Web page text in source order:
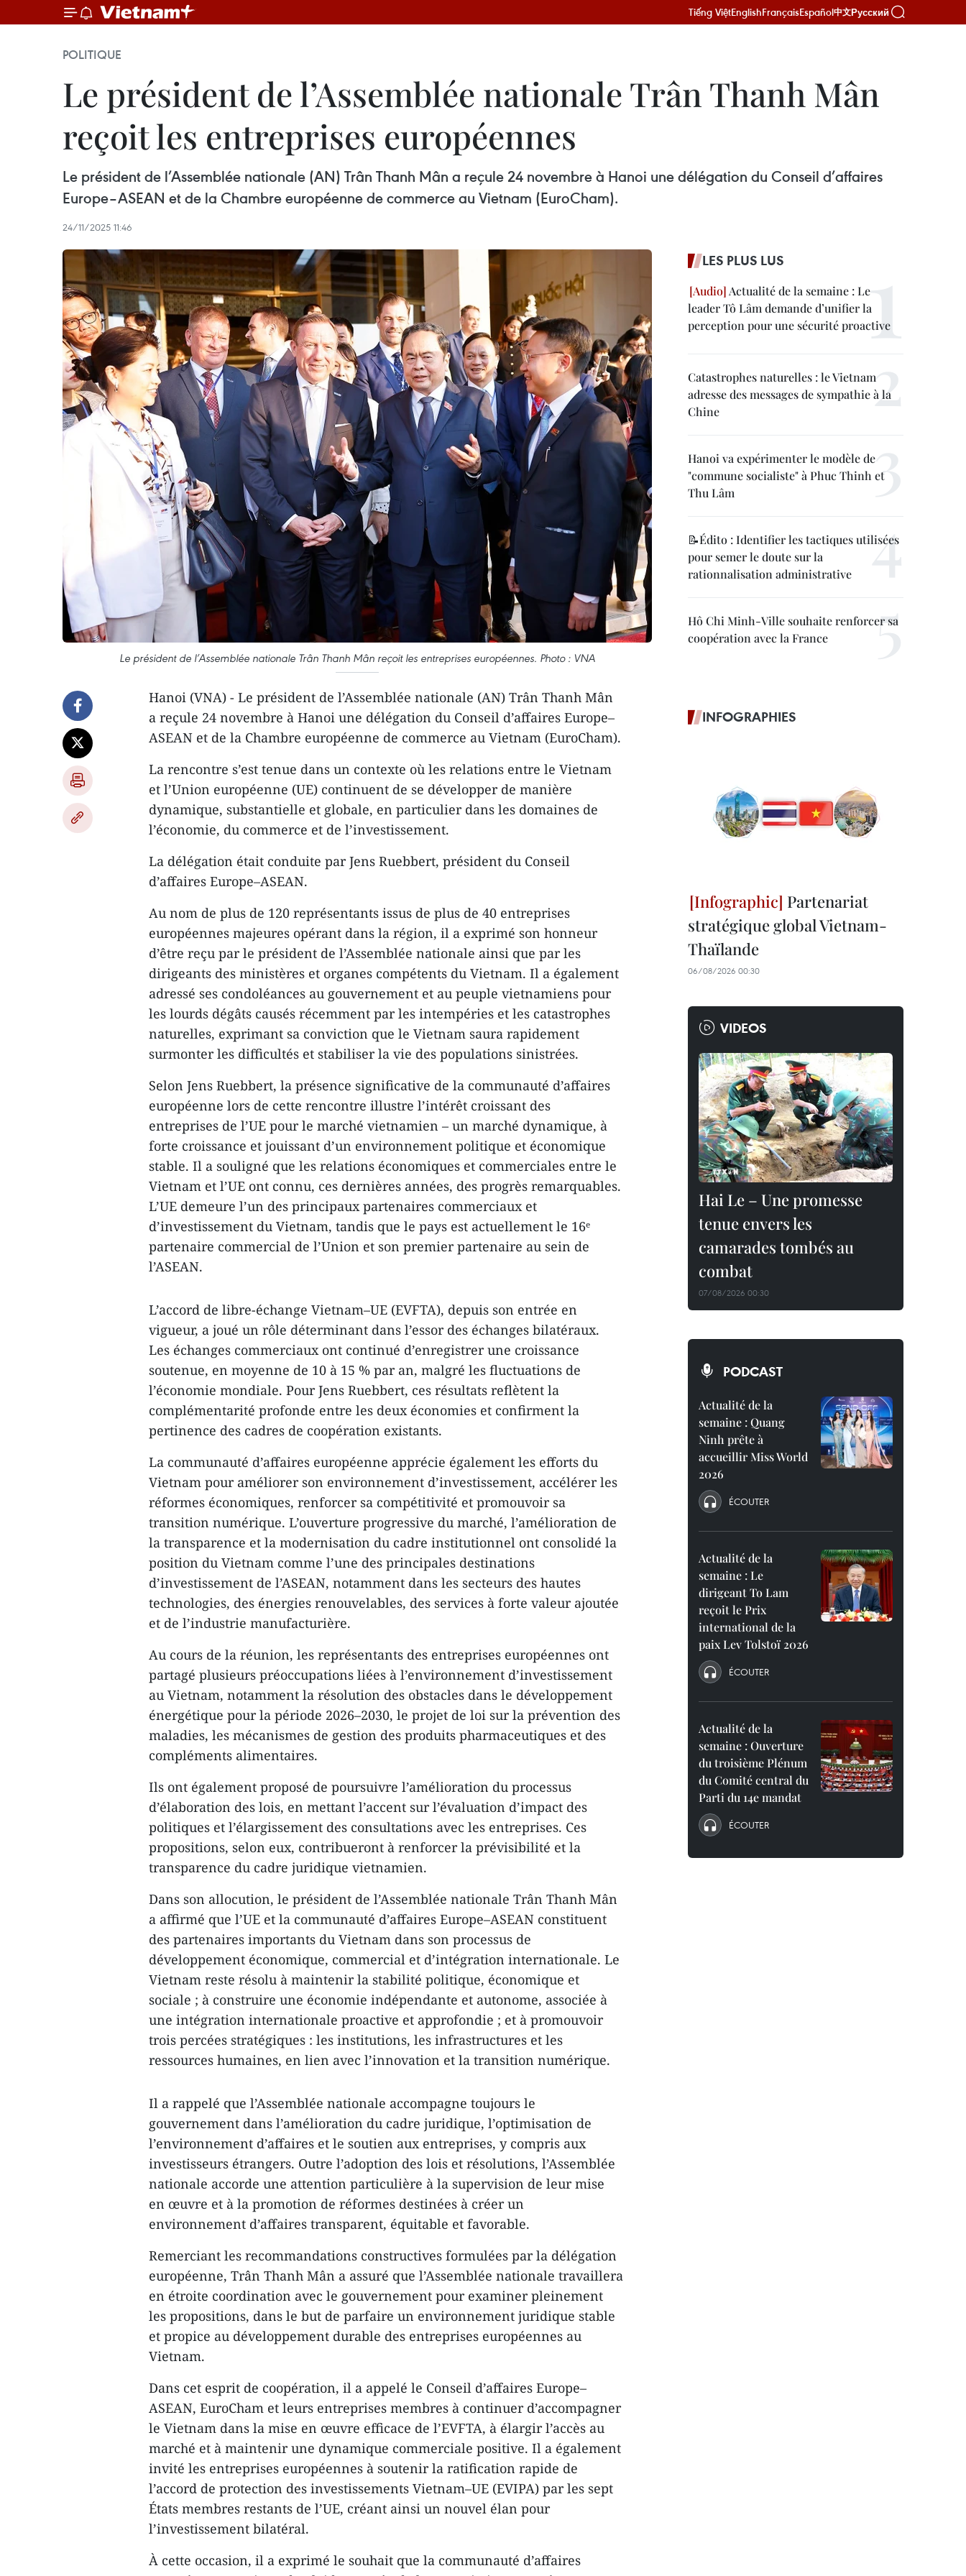
Tiếng ViệtEnglishFrançaisEspañol中文Русский
POLITIQUE
Le président de l’Assemblée nationale Trân Thanh Mân
reçoit les entreprises européennes
Le président de l’Assemblée nationale (AN) Trân Thanh Mân a reçule 24 novembre à Hanoi une délégation du Conseil d’affaires
Europe–ASEAN et de la Chambre européenne de commerce au Vietnam (EuroCham).
24/11/2025 11:46
Le président de l’Assemblée nationale Trân Thanh Mân reçoit les entreprises européennes. Photo : VNA
Hanoi (VNA) - Le président de l’Assemblée nationale (AN) Trân Thanh Mân
a reçule 24 novembre à Hanoi une délégation du Conseil d’affaires Europe–
ASEAN et de la Chambre européenne de commerce au Vietnam (EuroCham).
La rencontre s’est tenue dans un contexte où les relations entre le Vietnam
et l’Union européenne (UE) continuent de se développer de manière
dynamique, substantielle et globale, en particulier dans les domaines de
l’économie, du commerce et de l’investissement.
La délégation était conduite par Jens Ruebbert, président du Conseil
d’affaires Europe–ASEAN.
Au nom de plus de 120 représentants issus de plus de 40 entreprises
européennes majeures opérant dans la région, il a exprimé son honneur
d’être reçu par le président de l’Assemblée nationale ainsi que par les
dirigeants des ministères et organes compétents du Vietnam. Il a également
adressé ses condoléances au gouvernement et au peuple vietnamiens pour
les lourds dégâts causés récemment par les intempéries et les catastrophes
naturelles, exprimant sa conviction que le Vietnam saura rapidement
surmonter les difficultés et stabiliser la vie des populations sinistrées.
Selon Jens Ruebbert, la présence significative de la communauté d’affaires
européenne lors de cette rencontre illustre l’intérêt croissant des
entreprises de l’UE pour le marché vietnamien – un marché dynamique, à
forte croissance et jouissant d’un environnement politique et économique
stable. Il a souligné que les relations économiques et commerciales entre le
Vietnam et l’UE ont connu, ces dernières années, des progrès remarquables.
L’UE demeure l’un des principaux partenaires commerciaux et
d’investissement du Vietnam, tandis que le pays est actuellement le 16ᵉ
partenaire commercial de l’Union et son premier partenaire au sein de
l’ASEAN.
L’accord de libre-échange Vietnam–UE (EVFTA), depuis son entrée en
vigueur, a joué un rôle déterminant dans l’essor des échanges bilatéraux.
Les échanges commerciaux ont continué d’enregistrer une croissance
soutenue, en moyenne de 10 à 15 % par an, malgré les fluctuations de
l’économie mondiale. Pour Jens Ruebbert, ces résultats reflètent la
complémentarité profonde entre les deux économies et confirment la
pertinence des cadres de coopération existants.
La communauté d’affaires européenne apprécie également les efforts du
Vietnam pour améliorer son environnement d’investissement, accélérer les
réformes économiques, renforcer sa compétitivité et promouvoir sa
transition numérique. L’ouverture progressive du marché, l’amélioration de
la transparence et la modernisation du cadre institutionnel ont consolidé la
position du Vietnam comme l’une des principales destinations
d’investissement de l’ASEAN, notamment dans les secteurs des hautes
technologies, des énergies renouvelables, des services à forte valeur ajoutée
et de l’industrie manufacturière.
Au cours de la réunion, les représentants des entreprises européennes ont
partagé plusieurs préoccupations liées à l’environnement d’investissement
au Vietnam, notamment la résolution des obstacles dans le développement
énergétique pour la période 2026–2030, le projet de loi sur la prévention des
maladies, les mécanismes de gestion des produits pharmaceutiques et des
compléments alimentaires.
Ils ont également proposé de poursuivre l’amélioration du processus
d’élaboration des lois, en mettant l’accent sur l’évaluation d’impact des
politiques et l’élargissement des consultations avec les entreprises. Ces
propositions, selon eux, contribueront à renforcer la prévisibilité et la
transparence du cadre juridique vietnamien.
Dans son allocution, le président de l’Assemblée nationale Trân Thanh Mân
a affirmé que l’UE et la communauté d’affaires Europe–ASEAN constituent
des partenaires importants du Vietnam dans son processus de
développement économique, commercial et d’intégration internationale. Le
Vietnam reste résolu à maintenir la stabilité politique, économique et
sociale ; à construire une économie indépendante et autonome, associée à
une intégration internationale proactive et approfondie ; et à promouvoir
trois percées stratégiques : les institutions, les infrastructures et les
ressources humaines, en lien avec l’innovation et la transition numérique.
Il a rappelé que l’Assemblée nationale accompagne toujours le
gouvernement dans l’amélioration du cadre juridique, l’optimisation de
l’environnement d’affaires et le soutien aux entreprises, y compris aux
investisseurs étrangers. Outre l’adoption des lois et résolutions, l’Assemblée
nationale accorde une attention particulière à la supervision de leur mise
en œuvre et à la promotion de réformes destinées à créer un
environnement d’affaires transparent, équitable et favorable.
Remerciant les recommandations constructives formulées par la délégation
européenne, Trân Thanh Mân a assuré que l’Assemblée nationale travaillera
en étroite coordination avec le gouvernement pour examiner pleinement
les propositions, dans le but de parfaire un environnement juridique stable
et propice au développement durable des entreprises européennes au
Vietnam.
Dans cet esprit de coopération, il a appelé le Conseil d’affaires Europe–
ASEAN, EuroCham et leurs entreprises membres à continuer d’accompagner
le Vietnam dans la mise en œuvre efficace de l’EVFTA, à élargir l’accès au
marché et à maintenir une dynamique commerciale positive. Il a également
invité les entreprises européennes à soutenir la ratification rapide de
l’accord de protection des investissements Vietnam–UE (EVIPA) par les sept
États membres restants de l’UE, créant ainsi un nouvel élan pour
l’investissement bilatéral.
À cette occasion, il a exprimé le souhait que la communauté d’affaires
LES PLUS LUS
Actualité de la semaine : Le
leader Tô Lâm demande d’unifier la
perception pour une sécurité proactive
Catastrophes naturelles : le Vietnam
adresse des messages de sympathie à la
Chine
Hanoi va expérimenter le modèle de
"commune socialiste" à Phuc Thinh et
Thu Lâm
📝Édito : Identifier les tactiques utilisées
pour semer le doute sur la
rationnalisation administrative
Hô Chi Minh-Ville souhaite renforcer sa
coopération avec la France
INFOGRAPHIES
Partenariat
stratégique global Vietnam-
Thaïlande
06/08/2026 00:30
VIDEOS
Hai Le – Une promesse
tenue envers les
camarades tombés au
combat
07/08/2026 00:30
PODCAST
Actualité de la
semaine : Quang
Ninh prête à
accueillir Miss World
2026
ÉCOUTER
Actualité de la
semaine : Le
dirigeant To Lam
reçoit le Prix
international de la
paix Lev Tolstoï 2026
ÉCOUTER
Actualité de la
semaine : Ouverture
du troisième Plénum
du Comité central du
Parti du 14e mandat
ÉCOUTER